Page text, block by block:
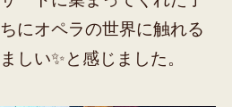
にオペラの世界に触れる
しい✨と感じました。